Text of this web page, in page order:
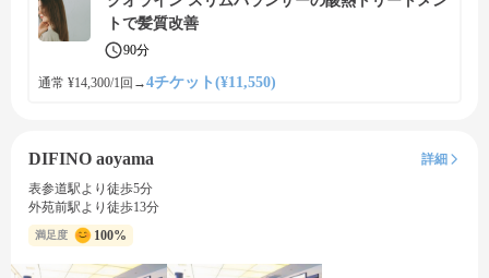
トで髪質改善
90分
通常 ¥14,300/1回 →4チケット(¥11,550)
DIFINO aoyama
詳細
表参道駅より徒歩5分
外苑前駅より徒歩13分
満足度 100%